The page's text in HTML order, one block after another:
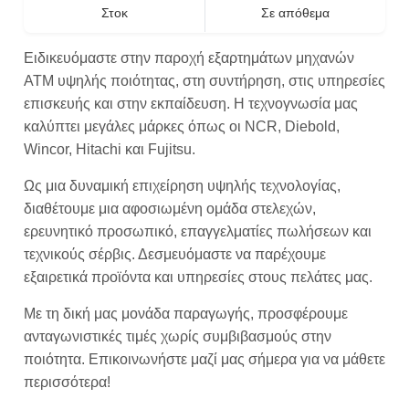
Στοκ Σε απόθεμα
Ειδικευόμαστε στην παροχή εξαρτημάτων μηχανών
ATM υψηλής ποιότητας, στη συντήρηση, στις υπηρεσίες
επισκευής και στην εκπαίδευση. Η τεχνογνωσία μας
καλύπτει μεγάλες μάρκες όπως οι NCR, Diebold,
Wincor, Hitachi και Fujitsu.
Ως μια δυναμική επιχείρηση υψηλής τεχνολογίας,
διαθέτουμε μια αφοσιωμένη ομάδα στελεχών,
ερευνητικό προσωπικό, επαγγελματίες πωλήσεων και
τεχνικούς σέρβις. Δεσμευόμαστε να παρέχουμε
εξαιρετικά προϊόντα και υπηρεσίες στους πελάτες μας.
Με τη δική μας μονάδα παραγωγής, προσφέρουμε
ανταγωνιστικές τιμές χωρίς συμβιβασμούς στην
ποιότητα. Επικοινωνήστε μαζί μας σήμερα για να μάθετε
περισσότερα!